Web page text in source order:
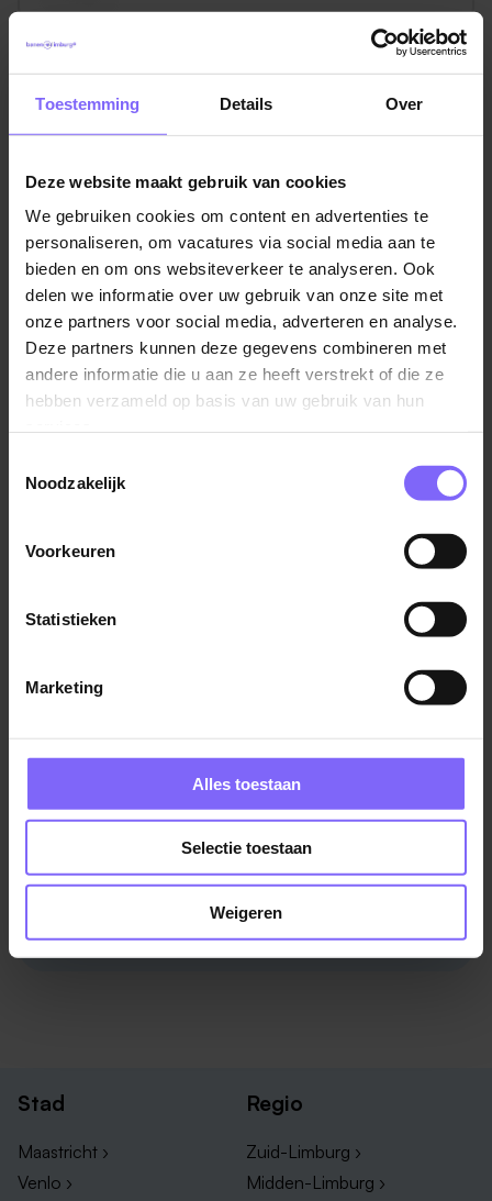
Toestemming Details Over
Deze website maakt gebruik van cookies
We gebruiken cookies om content en advertenties te
personaliseren, om vacatures via social media aan te
bieden en om ons websiteverkeer te analyseren. Ook
delen we informatie over uw gebruik van onze site met
onze partners voor social media, adverteren en analyse.
Deze partners kunnen deze gegevens combineren met
andere informatie die u aan ze heeft verstrekt of die ze
hebben verzameld op basis van uw gebruik van hun
Noodzakelijk
Voorkeuren
Statistieken
Marketing
Alles toestaan
Selectie toestaan
Weigeren
Vul hier je Skillsprofiel in
voor de ideale
vacaturematch!
Welk salaris krijg je op je
rekening gestort? Bereken hier
je netto salaris!
Bereken je netto salaris
Stad
Maastricht ›
Venlo ›
Regio
Zuid-Limburg ›
Midden-Limburg ›